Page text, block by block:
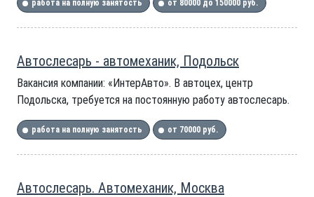
работа на полную занятость от 80000 до 150000 руб.
Автослесарь - автомеханик, Подольск
Вакансия компании: «ИнтерАвто». В автоцех, центр
Подольска, требуется на постоянную работу автослесарь.
работа на полную занятость от 70000 руб.
Автослесарь. Автомеханик, Москва